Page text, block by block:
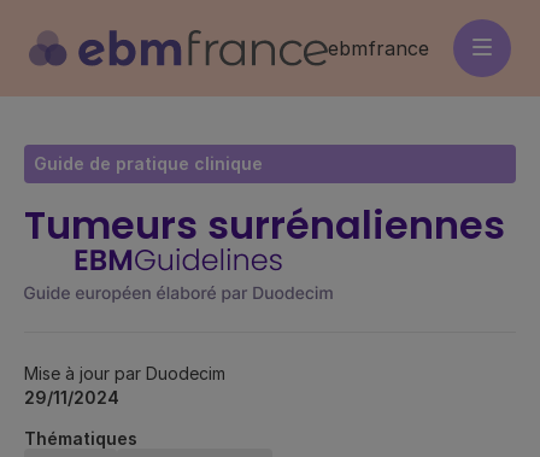
contenu
principal
ebmfrance
Guide de pratique clinique
Tumeurs surrénaliennes
Mise à jour par Duodecim
29/11/2024
Thématiques